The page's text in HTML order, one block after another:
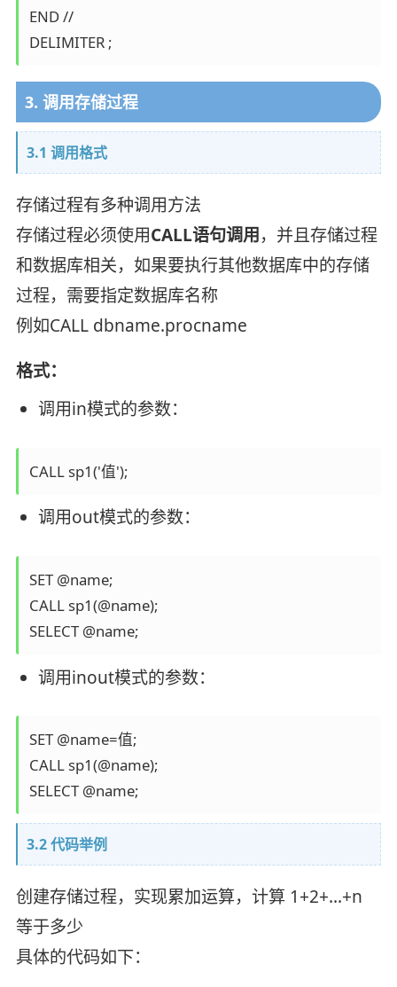
END //
DELIMITER ;
3. 调用存储过程
3.1 调用格式
存储过程有多种调用方法
存储过程必须使用CALL语句调用，并且存储过程
和数据库相关，如果要执行其他数据库中的存储
过程，需要指定数据库名称
例如CALL dbname.procname
格式：
调用in模式的参数：
CALL sp1('值');
调用out模式的参数：
SET @name;
CALL sp1(@name);
SELECT @name;
调用inout模式的参数：
SET @name=值;
CALL sp1(@name);
SELECT @name;
3.2 代码举例
创建存储过程，实现累加运算，计算 1+2+…+n
等于多少
具体的代码如下：